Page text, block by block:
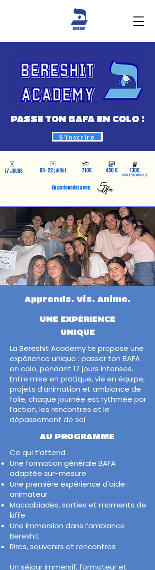
PASSE TON BAFA EN COLO !
S'inscrire
En partenariat avec
Apprends. Vis. Anime.
UNE EXPÉRIENCE
UNIQUE
La Bereshit Academy te propose une
expérience unique : passer ton BAFA
en colo, pendant 17 jours intenses.
Entre mise en pratique, vie en équipe,
projets d’animation et ambiance de
folie, chaque journée est rythmée par
l’action, les rencontres et le
dépassement de soi.
AU PROGRAMME
Ce qui t’attend :
Une formation générale BAFA
adaptée sur-mesure
Une première expérience d'aide-
animateur
Maccabiades, sorties et moments de
kiffe
Une immersion dans l’ambiance
Bereshit
Rires, souvenirs et rencontres
Un séjour immersif, formateur et